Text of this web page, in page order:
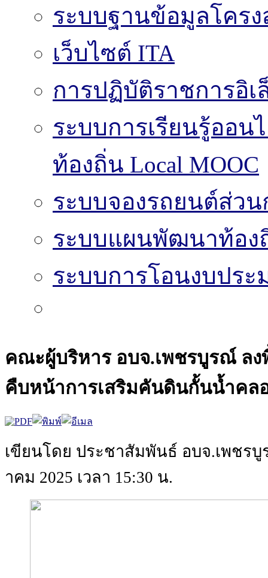
ระบบฐานข้อมูลโคร
เว็บไซต์ ITA
การปฏิบัติราชการอิ
ระบบการเรียนรู้ออน
ท้องถิ่น Local MOOC
ระบบจองรถยนต์ส่วน
ระบบแผนพัฒนาท้อง
ระบบการโอนงบปร
คณะผู้บริหาร อบจ.เพชรบูรณ์ ล
คืบหน้าการเสริมคันดินกั้นน้ำคล
เขียนโดย ประชาสัมพันธ์ อบจ.เพชร
าคม 2025 เวลา 15:30 น.